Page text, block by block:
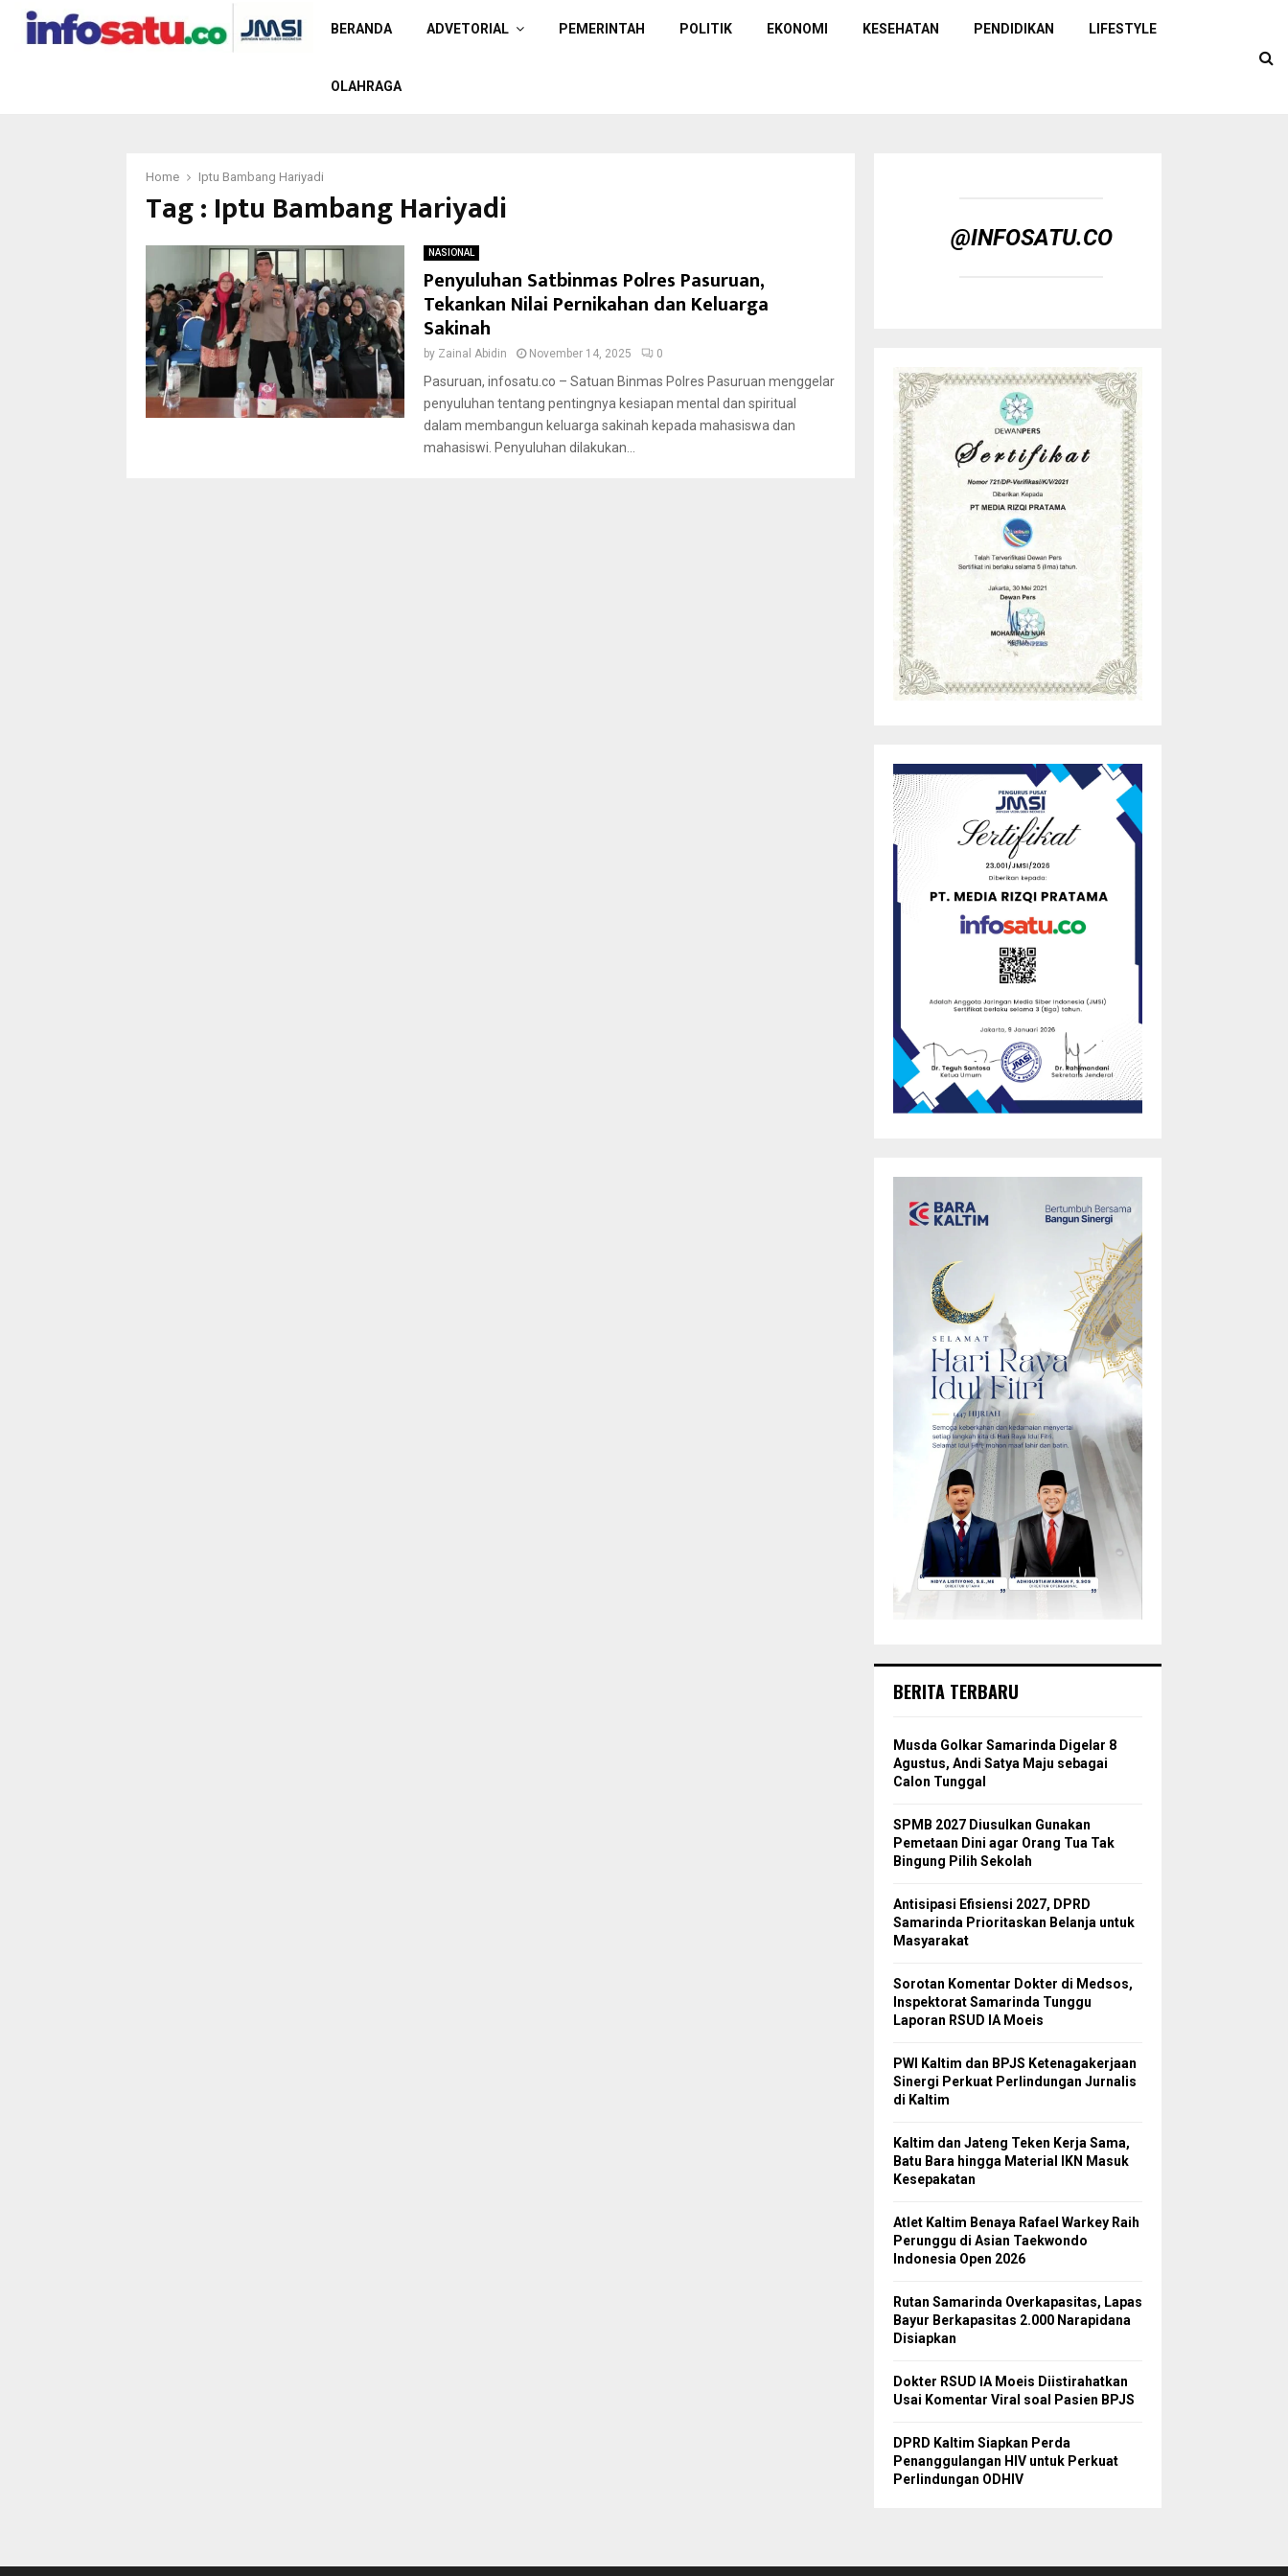
BERANDA ADVETORIAL PEMERINTAH POLITIK EKONOMI KESEHATAN PENDIDIKAN LIFESTYLE
OLAHRAGA
Home Iptu Bambang Hariyadi
Tag : Iptu Bambang Hariyadi
NASIONAL
Penyuluhan Satbinmas Polres Pasuruan,
Tekankan Nilai Pernikahan dan Keluarga
Sakinah
by Zainal Abidin November 14, 2025 0
Pasuruan, infosatu.co – Satuan Binmas Polres Pasuruan menggelar
penyuluhan tentang pentingnya kesiapan mental dan spiritual
dalam membangun keluarga sakinah kepada mahasiswa dan
mahasiswi. Penyuluhan dilakukan...
@INFOSATU.CO
BERITA TERBARU
Musda Golkar Samarinda Digelar 8
Agustus, Andi Satya Maju sebagai
Calon Tunggal
SPMB 2027 Diusulkan Gunakan
Pemetaan Dini agar Orang Tua Tak
Bingung Pilih Sekolah
Antisipasi Efisiensi 2027, DPRD
Samarinda Prioritaskan Belanja untuk
Masyarakat
Sorotan Komentar Dokter di Medsos,
Inspektorat Samarinda Tunggu
Laporan RSUD IA Moeis
PWI Kaltim dan BPJS Ketenagakerjaan
Sinergi Perkuat Perlindungan Jurnalis
di Kaltim
Kaltim dan Jateng Teken Kerja Sama,
Batu Bara hingga Material IKN Masuk
Kesepakatan
Atlet Kaltim Benaya Rafael Warkey Raih
Perunggu di Asian Taekwondo
Indonesia Open 2026
Rutan Samarinda Overkapasitas, Lapas
Bayur Berkapasitas 2.000 Narapidana
Disiapkan
Dokter RSUD IA Moeis Diistirahatkan
Usai Komentar Viral soal Pasien BPJS
DPRD Kaltim Siapkan Perda
Penanggulangan HIV untuk Perkuat
Perlindungan ODHIV